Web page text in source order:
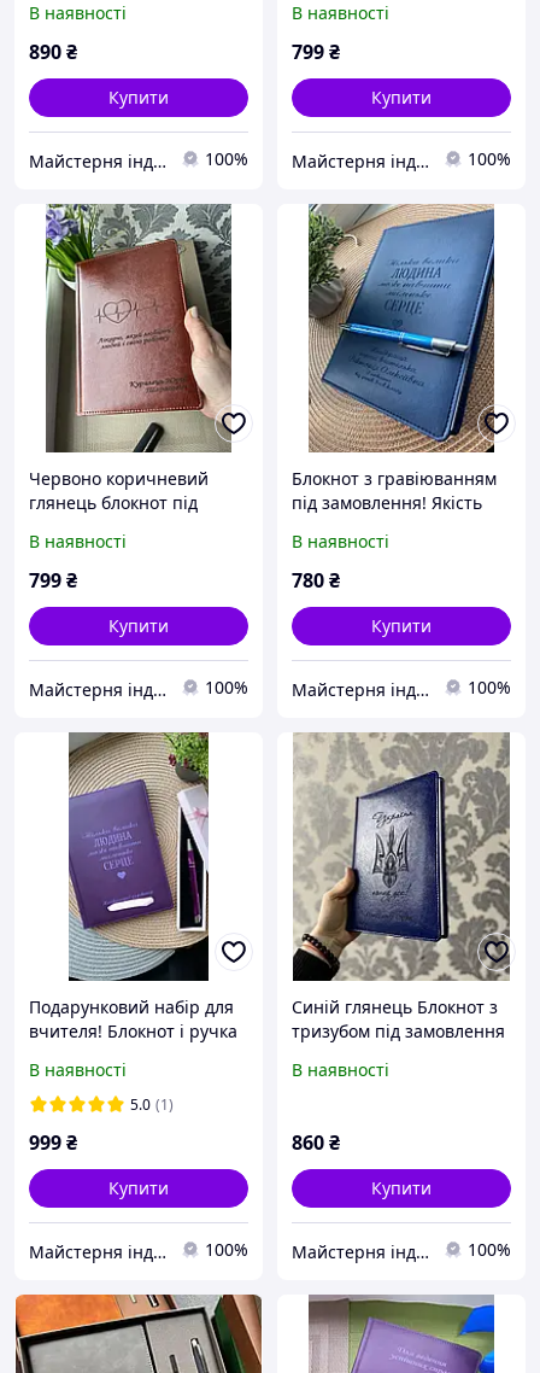
безпеки України
В наявності
890₴
Купити
Майстерня індивідуальних подарунків Бетховен 100%
В наявності
799₴
Купити
Майстерня індивідуальних подарунків Бетховен 100%
Червоно коричневий
глянець блокнот під
для кардіолога
В наявності
799₴
Купити
Майстерня індивідуальних подарунків Бетховен 100%
Блокнот з гравіюванням
під замовлення! Якість
В наявності
780₴
Купити
Майстерня індивідуальних подарунків Бетховен 100%
Подарунковий набір для
вчителя! Блокнот і ручка
подарунковій коробці
В наявності
5.0 (1)
999₴
Купити
Майстерня індивідуальних подарунків Бетховен 100%
Синій глянець Блокнот з
тризубом під замовлення
В наявності
860₴
Купити
Майстерня індивідуальних подарунків Бетховен 100%